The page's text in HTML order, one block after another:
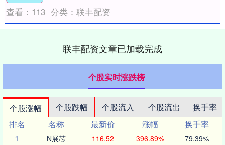
查看： 113 分类： 联丰配资
联丰配资文章已加载完成
个股实时涨跌榜
个股涨幅 个股跌幅 个股流入 个股流出
换手率
排名
名称 最新价 涨幅
换手率
1
N展芯 116.52 396.89% 79.39%